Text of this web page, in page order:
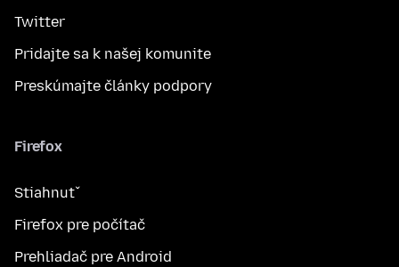
Twitter
Pridajte sa k našej komunite
Preskúmajte články podpory
Firefox
Stiahnuť
Firefox pre počítač
Prehliadač pre Android